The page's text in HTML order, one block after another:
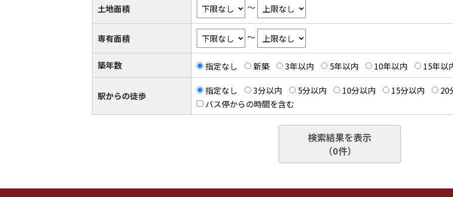
土地面積 ～
専有面積 ～
築年数 指定なし 新築 3年以内 5年以内 10年以内 15年以
駅からの徒歩 指定なし 3分以内 5分以内 10分以内 15分以内
20
バス停からの時間を含む
検索結果を表示
（0件）